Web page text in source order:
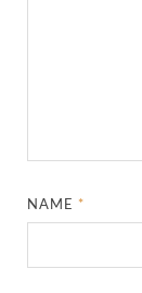
NAME *